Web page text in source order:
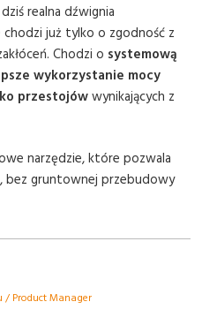
realna dźwignia
już tylko o zgodność z
Chodzi o systemową
wykorzystanie mocy
przestojówwynikających z
narzędzie, które pozwala
bez gruntownej przebudowy
/ Product Manager